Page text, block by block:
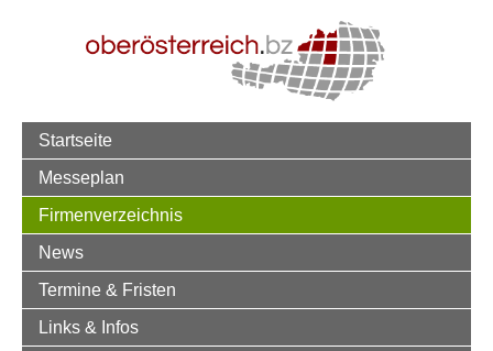
Startseite
Messeplan
Firmenverzeichnis
News
Termine & Fristen
Links & Infos